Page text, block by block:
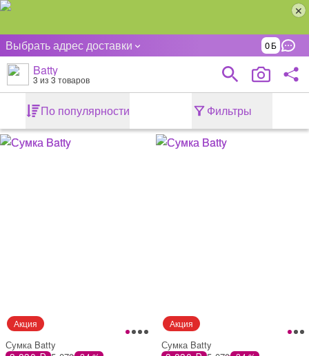
Выбрать адрес доставки 0
Batty
3 из 3 товаров
По популярности Фильтры
Сумка Batty Сумка Batty